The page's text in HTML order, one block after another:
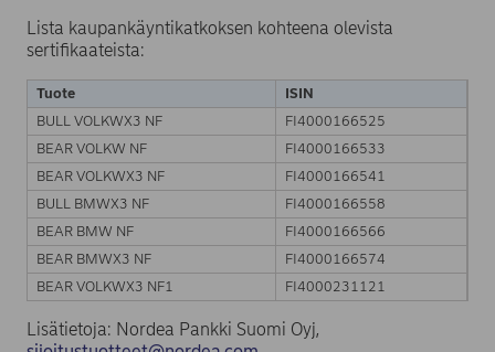
Lista kaupankäyntikatkoksen kohteena olevista
sertifikaateista:
Tuote
ISIN
BULL VOLKWX3 NF
FI4000166525
BEAR VOLKW NF
FI4000166533
BEAR VOLKWX3 NF
FI4000166541
BULL BMWX3 NF
FI4000166558
BEAR BMW NF
FI4000166566
BEAR BMWX3 NF
FI4000166574
BEAR VOLKWX3 NF1
FI4000231121
Lisätietoja: Nordea Pankki Suomi Oyj,